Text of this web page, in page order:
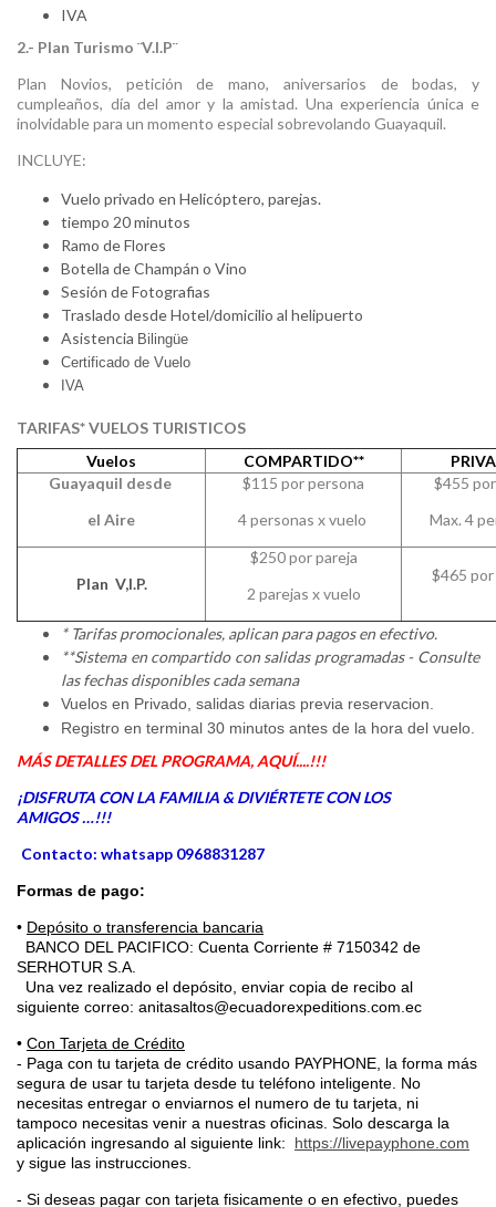
IVA
2.- Plan Turismo ¨V.I.P¨
Plan Novios, petición de mano, aniversarios de bodas, y
cumpleaños, día del amor y la amistad. Una experiencia única e
inolvidable para un momento especial sobrevolando Guayaquil.
INCLUYE:
Vuelo privado en Helicóptero, parejas.
tiempo 20 minutos
Ramo de Flores
Botella de Champán o Vino
Sesión de Fotografias
Traslado desde Hotel/domicilio al helipuerto
Asistencia Bilingüe
Certificado de Vuelo
IVA
TARIFAS* VUELOS TURISTICOS
Vuelos
COMPARTIDO**
Guayaquil desde
el Aire
$115 por persona
4 personas x vuelo
$455
Max. 4
Plan V,I.P.
$250 por pareja
2 parejas x vuelo
$465
* Tarifas promocionales, aplican para pagos en efectivo.
**Sistema en compartido con salidas programadas - Consulte
las fechas disponibles cada semana
Vuelos en Privado, salidas diarias previa reservacion.
Registro en terminal 30 minutos antes de la hora del vuelo.
MÁS DETALLES DEL PROGRAMA, AQUÍ....!!!
¡DISFRUTA CON LA FAMILIA & DIVIÉRTETE CON LOS
AMIGOS …!!!
Contacto: whatsapp 0968831287
Formas de pago:
• Depósito o transferencia bancaria
BANCO DEL PACIFICO: Cuenta Corriente # 7150342 de
SERHOTUR S.A.
Una vez realizado el depósito, enviar copia de recibo al
siguiente correo: anitasaltos@ecuadorexpeditions.com.ec
• Con Tarjeta de Crédito
- Paga con tu tarjeta de crédito usando PAYPHONE, la forma más
segura de usar tu tarjeta desde tu teléfono inteligente. No
necesitas entregar o enviarnos el numero de tu tarjeta, ni
tampoco necesitas venir a nuestras oficinas. Solo descarga la
aplicación ingresando al siguiente link:
https://livepayphone.com
y sigue las instrucciones.
- Si deseas pagar con tarjeta fisicamente o en efectivo, puedes